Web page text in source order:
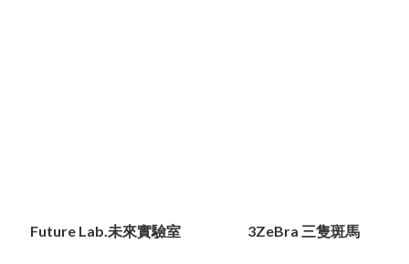
Future Lab.未來實驗室 3ZeBra 三隻斑馬